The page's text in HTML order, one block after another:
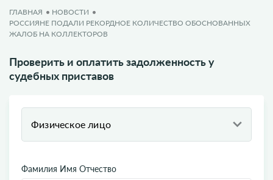
ГЛАВНАЯ
НОВОСТИ
РОССИЯНЕ ПОДАЛИ РЕКОРДНОЕ КОЛИЧЕСТВО ОБОСНОВАННЫХ
ЖАЛОБ НА КОЛЛЕКТОРОВ
Проверить и оплатить задолженность у
судебных приставов
Физическое лицо
Фамилия Имя Отчество